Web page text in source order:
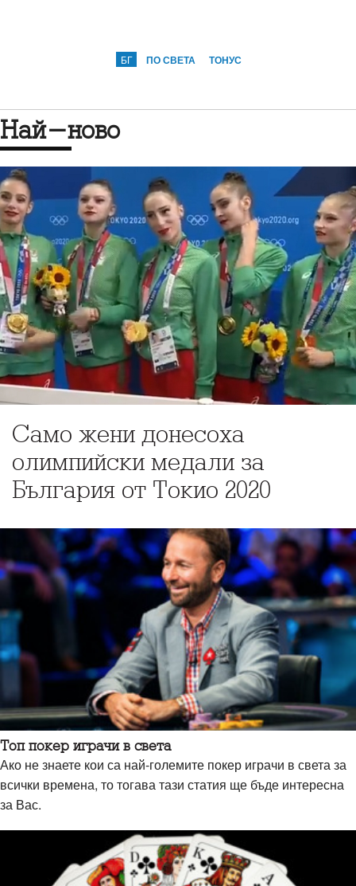
БГ ПО СВЕТА ТОНУС
Най-ново
Само жени донесоха
олимпийски медали за
България от Токио 2020
Топ покер играчи в света
Ако не знаете кои са най-големите покер играчи в света за
всички времена, то тогава тази статия ще бъде интересна
за Вас.